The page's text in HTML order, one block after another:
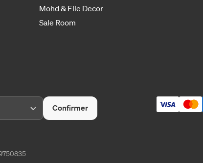
Mohd & Elle Decor
Sale Room
Confirmer